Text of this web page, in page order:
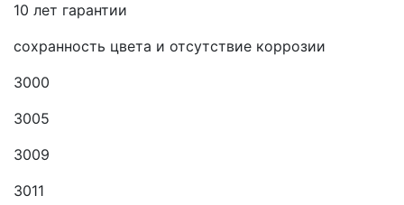
10 лет гарантии
сохранность цвета и отсутствие коррозии
3000
3005
3009
3011